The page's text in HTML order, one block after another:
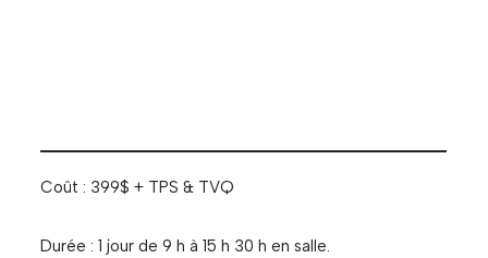
Coût : 399$ + TPS & TVQ
Durée : 1 jour de 9 h à 15 h 30 h en salle.